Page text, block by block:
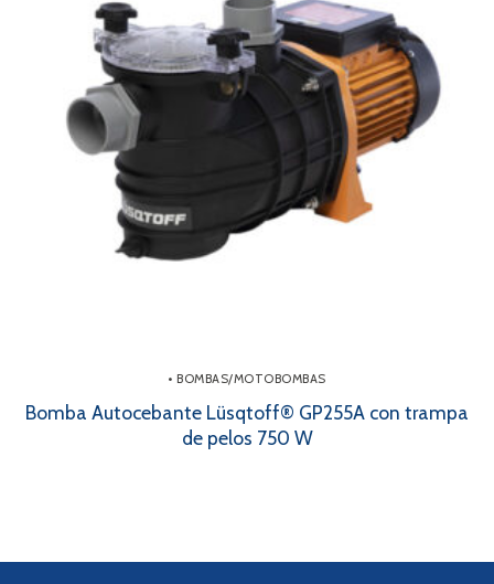
• BOMBAS/MOTOBOMBAS
Bomba Autocebante Lüsqtoff® GP255A con trampa
de pelos 750 W